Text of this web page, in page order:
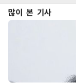
많이 본 기사